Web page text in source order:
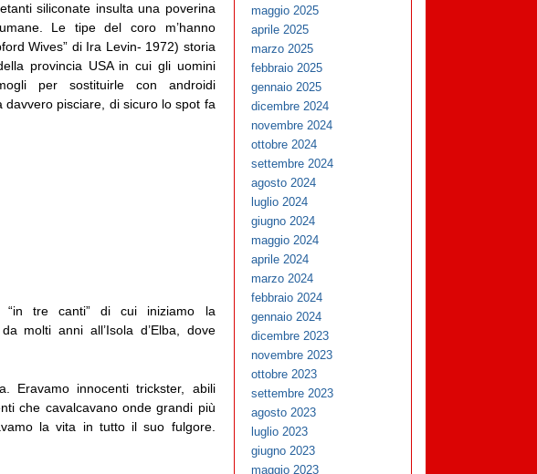
siliconate insulta una poverina
Le tipe del coro m’hanno
Wives” di Ira Levin- 1972) storia
provincia USA in cui gli uomini
per sostituirle con androidi
davvero pisciare, di sicuro lo spot fa
“in tre canti” di cui iniziamo la
molti anni all’Isola d’Elba, dove
Eravamo innocenti trickster, abili
che cavalcavano onde grandi più
la vita in tutto il suo fulgore.
maggio 2025
aprile 2025
marzo 2025
febbraio 2025
gennaio 2025
dicembre 2024
novembre 2024
ottobre 2024
settembre 2024
agosto 2024
luglio 2024
giugno 2024
maggio 2024
aprile 2024
marzo 2024
febbraio 2024
gennaio 2024
dicembre 2023
novembre 2023
ottobre 2023
settembre 2023
agosto 2023
luglio 2023
giugno 2023
maggio 2023